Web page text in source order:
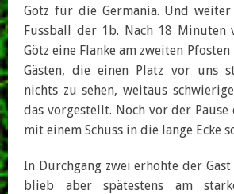
Götz für die Germania. Und weiter
Fussball der 1b. Nach 18 Minuten
Götz eine Flanke am zweiten
Gästen, die einen Platz vor uns
nichts zu sehen, weitaus
das vorgestellt. Noch vor der Pause
mit einem Schuss in die lange Ecke
In Durchgang zwei erhöhte der Gast
blieb aber spätestens am